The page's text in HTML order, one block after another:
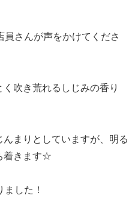
さんが声をかけてくださ
吹き荒れるしじみの香り
まりとしていますが、明る
着きます☆
した！